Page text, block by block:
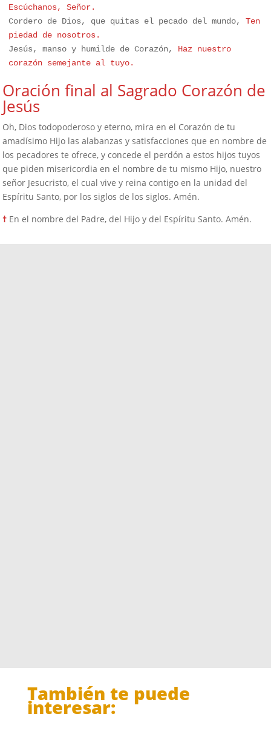
Escúchanos, Señor.
Cordero de Dios, que quitas el pecado del mundo, Ten
piedad de nosotros.
Jesús, manso y humilde de Corazón, Haz nuestro
corazón semejante al tuyo.
Oración final al Sagrado Corazón de
Jesús
Oh, Dios todopoderoso y eterno, mira en el Corazón de tu
amadísimo Hijo las alabanzas y satisfacciones que en nombre de
los pecadores te ofrece, y concede el perdón a estos hijos tuyos
que piden misericordia en el nombre de tu mismo Hijo, nuestro
señor Jesucristo, el cual vive y reina contigo en la unidad del
Espíritu Santo, por los siglos de los siglos. Amén.
† En el nombre del Padre, del Hijo y del Espíritu Santo. Amén.
También te puede
interesar: